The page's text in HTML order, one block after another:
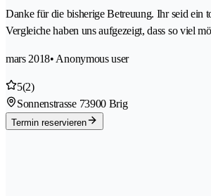
Danke für die bisherige Betreuung. Ihr seid ein
Vergleiche haben uns aufgezeigt, dass so viel
mars 2018• Anonymous user
5(2)
Sonnenstrasse 73900 Brig
Termin reservieren